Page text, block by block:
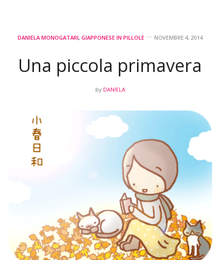
DANIELA MONOGATARI, GIAPPONESE IN PILLOLE NOVEMBRE 4, 2014
Una piccola primavera
by DANIELA